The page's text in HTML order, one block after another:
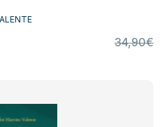
34,90€